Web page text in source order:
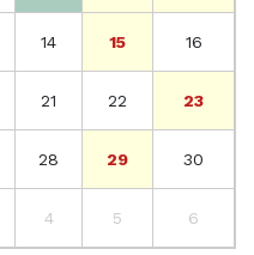
14 15 16
21 22 23
28 29 30
4 5 6